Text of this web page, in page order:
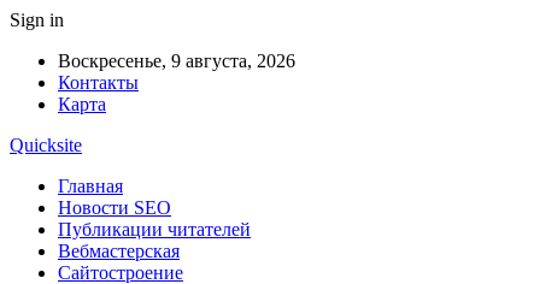
Sign in
Воскресенье, 9 августа, 2026
Контакты
Карта
Quicksite
Главная
Новости SEO
Публикации читателей
Вебмастерская
Сайтостроение